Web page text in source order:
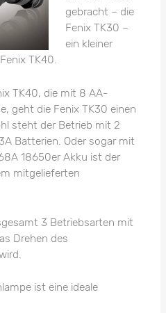
gebracht – die
Fenix TK30 –
ein kleiner
TK40.
TK40, die mit 8 AA-
geht die Fenix TK30 einen
steht der Betrieb mit 2
Batterien. Oder sogar mit
18650er Akku ist der
mitgelieferten
3 Betriebsarten mit
Drehen des
ist eine ideale